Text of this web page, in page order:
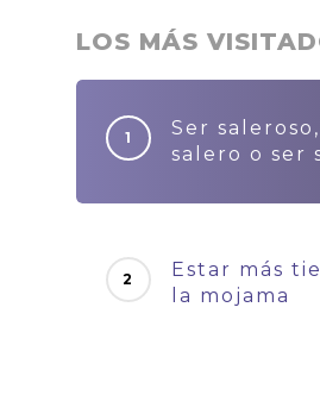
LOS MÁS
Ser
salero o ser
Estar más
la mojama